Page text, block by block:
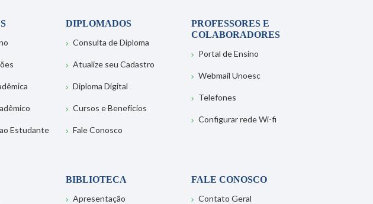
Estudante
DIPLOMADOS
Consulta de Diploma
Atualize seu Cadastro
Diploma Digital
Cursos e Benefícios
Fale Conosco
PROFESSORES E
COLABORADORES
Portal de Ensino
Webmail Unoesc
Telefones
Configurar rede Wi-fi
BIBLIOTECA
Apresentação
FALE CONOSCO
Contato Geral